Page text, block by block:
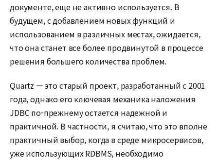
документе, еще не активно используется. В
будущем, с добавлением новых функций и
использованием в различных местах, ожидается,
что она станет все более продвинутой в процессе
решения большего количества проблем.
Quartz — это старый проект, разработанный с 2001
года, однако его ключевая механика наложения
JDBC по-прежнему остается надежной и
практичной. В частности, я считаю, что это вполне
практичный выбор, когда в среде микросервисов,
уже использующих RDBMS, необходимо